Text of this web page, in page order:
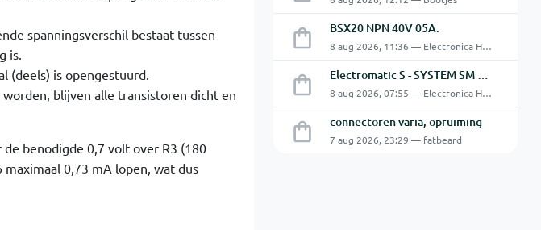
BSX20 NPN 40V 05A.
8 aug 2026, 11:36 — Electronica Hobbyist
Electromatic S - SYSTEM SM 125 220
8 aug 2026, 07:55 — Electronica Hobbyist
connectoren varia, opruiming
7 aug 2026, 23:29 — fatbeard
spanningsverschil bestaat tussen
is.
(deels) is opengestuurd.
blijven alle transistoren dicht en
benodigde 0,7 volt over R3 (180
0,73 mA lopen, wat dus